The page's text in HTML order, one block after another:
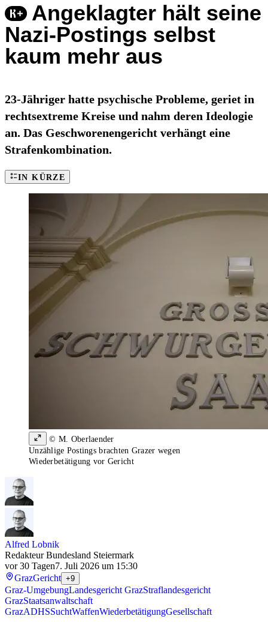
Angeklagter hält seine
Nazi-Postings selbst
kaum mehr aus
23-Jähriger hatte psychische Probleme, geriet in
rechtsextreme Kreise und nahm deren Ideologie
an. Das Geschworenengericht verhängt eine
Strafenkombination.
IN KÜRZE
© M. Oberlaender
Unzählige Postings brachten Grazer wegen
Wiederbetätigung vor Gericht
Alfred Lobnik
Redakteur Bundesland Steiermark
vor 30 Tagen7. Juli 2026 um 15:30
GrazGericht +9
Graz-UmgebungLandesgericht GrazStraflandesgericht
GrazStaatsanwaltschaft
GrazADHSSuchtWaffenWiederbetätigungGesellschaft